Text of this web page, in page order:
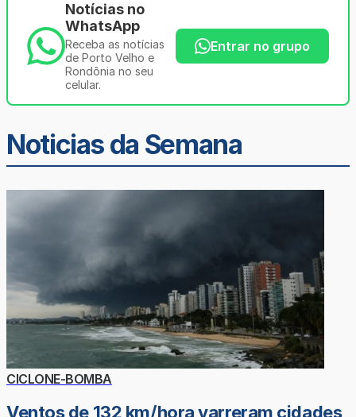
Notícias no
WhatsApp
Receba as notícias
de Porto Velho e
Rondônia no seu
celular.
Entrar no grupo
Noticias da Semana
CICLONE-BOMBA
Ventos de 132 km/hora varreram cidades